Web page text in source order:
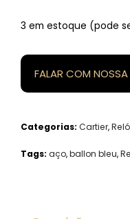
3 em estoque (pode
FALAR COM NOSSA
Categorias: Cartier,
Tags: aço,ballon bleu,